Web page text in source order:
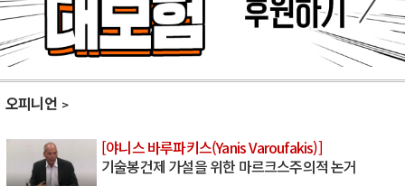
오피니언
[야니스 바루파키스(Yanis Varoufakis)]
기술봉건제 가설을 위한 마르크스주의적 논거